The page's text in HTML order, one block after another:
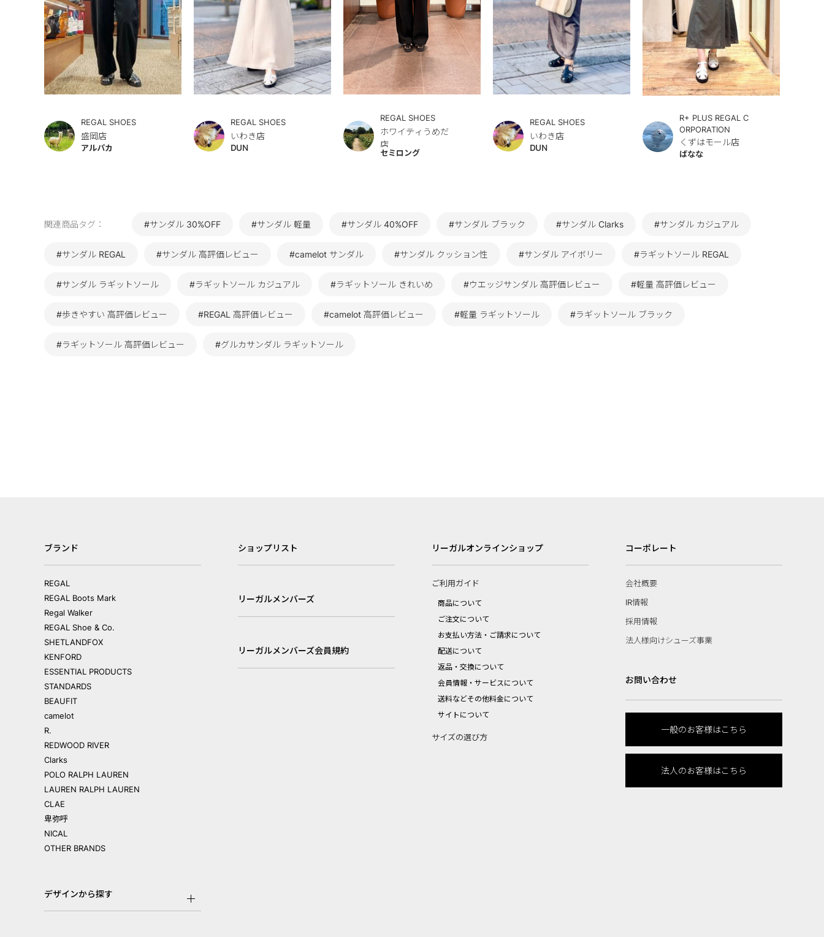
REGAL SHOES
盛岡店
アルパカ
REGAL SHOES
いわき店
DUN
REGAL SHOES
ホワイティうめだ
店
セミロング
REGAL SHOES
いわき店
DUN
R+ PLUS REGAL C
ORPORATION
くずはモール店
ばなな
関連商品タグ： #サンダル 30%OFF #サンダル 軽量 #サンダル 40%OFF #サンダル ブラック #サンダル Clarks #サンダル カジュアル
#サンダル REGAL #サンダル 高評価レビュー #camelot サンダル #サンダル クッション性 #サンダル アイボリー #ラギットソール REGAL
#サンダル ラギットソール #ラギットソール カジュアル #ラギットソール きれいめ #ウエッジサンダル 高評価レビュー #軽量 高評価レビュー
#歩きやすい 高評価レビュー #REGAL 高評価レビュー #camelot 高評価レビュー #軽量 ラギットソール #ラギットソール ブラック
#ラギットソール 高評価レビュー #グルカサンダル ラギットソール
ブランド
REGAL
REGAL Boots Mark
Regal Walker
REGAL Shoe & Co.
SHETLANDFOX
KENFORD
ESSENTIAL PRODUCTS
STANDARDS
BEAUFIT
camelot
R.
REDWOOD RIVER
Clarks
POLO RALPH LAUREN
LAUREN RALPH LAUREN
CLAE
卑弥呼
NICAL
OTHER BRANDS
デザインから探す
ショップリスト
リーガルメンバーズ
リーガルメンバーズ会員規約
リーガルオンラインショップ
ご利用ガイド
商品について
ご注文について
お支払い方法・ご請求について
配送について
返品・交換について
会員情報・サービスについて
送料などその他料金について
サイトについて
サイズの選び方
コーポレート
会社概要
IR情報
採用情報
法人様向けシューズ事業
お問い合わせ
一般のお客様はこちら
法人のお客様はこちら